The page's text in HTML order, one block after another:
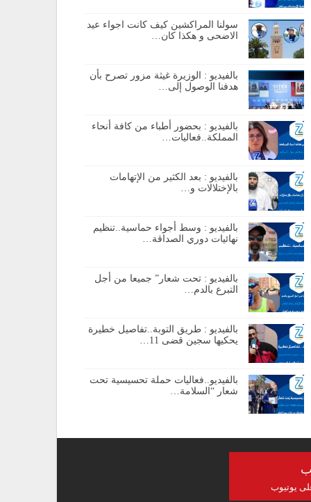
سولنا المراكشين كيف كانت اجواء عيد
الاضحى و هكذا كان…
بالفيديو : الوزيرة غيثة مزور تصرح بأن
هدفنا الوصول إلى…
بالفيديو : بحضور أطباء من كافة أنحاء
المملكة..فعاليات…
بالفيديو : بعد الكثير من الإتهامات
بالإختلالات و…
بالفيديو : وسط أجواء حماسية..تنظيم
نهائيات دوري الصداقة…
بالفيديو : تحت شعار” جميعا من أجل
التبرع بالدم…
بالفيديو : طريق التوبة..تفاصيل خطيرة
يحكيها سجين قضى 11…
بالفيديو..فعاليات حملة تحسيسية تحت
شعار “السلامة…
يوتيوب